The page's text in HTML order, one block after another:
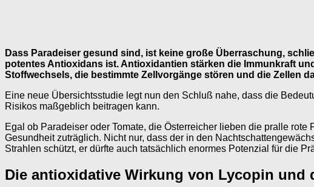
Dass Paradeiser gesund sind, ist keine große Überraschung,
potentes Antioxidans ist. Antioxidantien stärken die Immunkraft
Stoffwechsels, die bestimmte Zellvorgänge stören und die Zellen
Eine neue Übersichtsstudie legt nun den Schluß nahe, dass die
Risikos maßgeblich beitragen kann.
Egal ob Paradeiser oder Tomate, die Österreicher lieben die pralle
Gesundheit zuträglich. Nicht nur, dass der in den
Strahlen schützt, er dürfte auch tatsächlich enormes Potenzial für die
Die antioxidative Wirkung von Lycopin und